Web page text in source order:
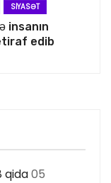
SIYASƏT
insanın
edib
qida05